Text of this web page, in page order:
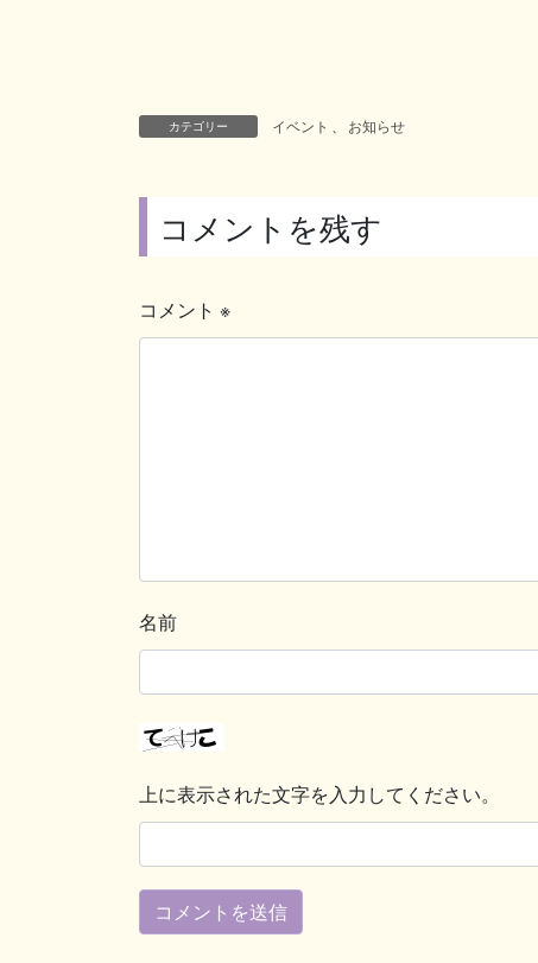
カテゴリー イベント お知らせ
コメントを残す
コメント ※
名前
上に表示された文字を入力してください。